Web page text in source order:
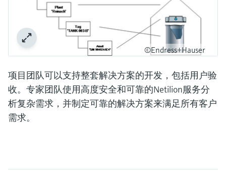
©Endress+Hauser
项目团队可以支持整套解决方案的开发，包括用户验
收。专家团队使用高度安全和可靠的Netilion服务分
析复杂需求，并制定可靠的解决方案来满足所有客户
需求。